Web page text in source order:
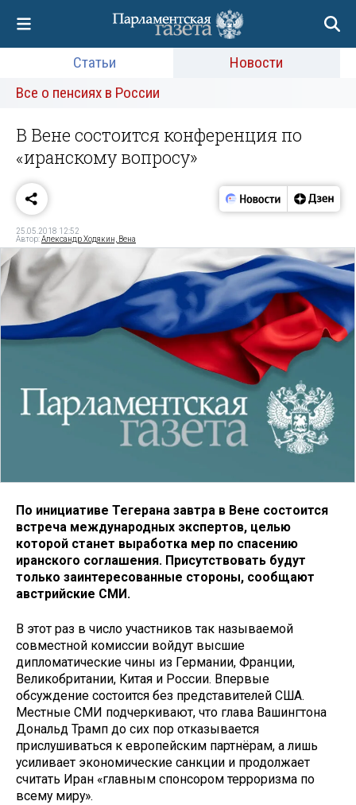
Статьи
Новости
Все о пенсиях в России
В Вене состоится конференция по
«иранскому вопросу»
25.05.2018 12:52
Автор:Александр Ходякин, Вена
По инициативе Тегерана завтра в Вене состоится
встреча международных экспертов, целью
которой станет выработка мер по спасению
иранского соглашения. Присутствовать будут
только заинтересованные стороны, сообщают
австрийские СМИ.
В этот раз в число участников так называемой
совместной комиссии войдут высшие
дипломатические чины из Германии, Франции,
Великобритании, Китая и России. Впервые
обсуждение состоится без представителей США.
Местные СМИ подчеркивают, что глава Вашингтона
Дональд Трамп до сих пор отказывается
прислушиваться к европейским партнёрам, а лишь
усиливает экономические санкции и продолжает
считать Иран «главным спонсором терроризма по
всему миру».